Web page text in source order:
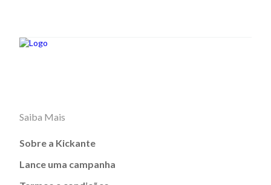
Saiba Mais
Sobre a Kickante
Lance uma campanha